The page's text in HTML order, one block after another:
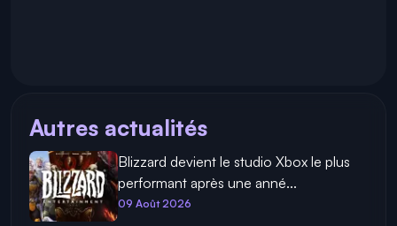
Autres actualités
Blizzard devient le studio Xbox le plus
performant après une anné...
09 Août 2026